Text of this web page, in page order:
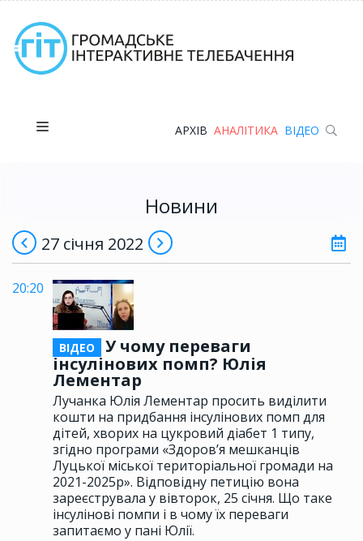
АРХІВ АНАЛІТИКА ВІДЕО
27 січня 2022
Новини
20:20
ВІДЕО
У чому переваги
інсулінових помп? Юлія
Лементар
Лучанка Юлія Лементар просить виділити
кошти на придбання інсулінових помп для
дітей, хворих на цукровий діабет 1 типу,
згідно програми «Здоров’я мешканців
Луцької міської територіальної громади на
2021-2025р». Відповідну петицію вона
зареєструвала у вівторок, 25 січня. Що таке
інсулінові помпи і в чому їх переваги
запитаємо у пані Юлії.